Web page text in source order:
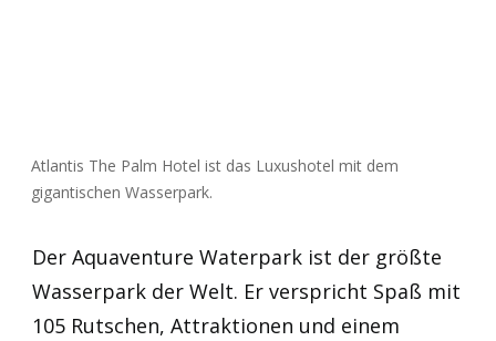
Atlantis The Palm Hotel ist das Luxushotel mit dem
gigantischen Wasserpark.
Der Aquaventure Waterpark ist der größte
Wasserpark der Welt. Er verspricht Spaß mit
105 Rutschen, Attraktionen und einem